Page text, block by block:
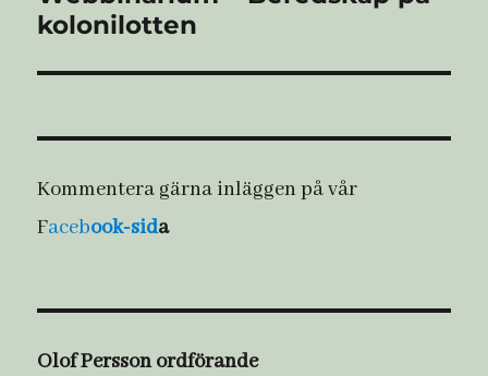
inlägg:
kolonilotten
Kommentera gärna inläggen på vår
Facebook-sida
Olof Persson ordförande